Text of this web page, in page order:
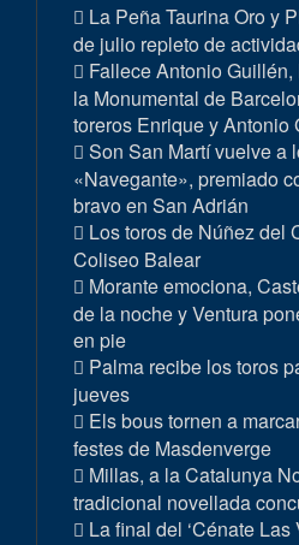
La Peña Taurina Oro y
de julio repleto de
Fallece Antonio
la Monumental de
toreros Enrique y Antonio
Son San Martí vuelve a
«Navegante», premiado
bravo en San Adrián
Los toros de Núñez del
Coliseo Balear
Morante emociona,
de la noche y Ventura
en pie
Palma recibe los toros
jueves
Els bous tornen a
festes de Masdenverge
Millas, a la Catalunya
tradicional novellada
La final del ‘Cénate Las